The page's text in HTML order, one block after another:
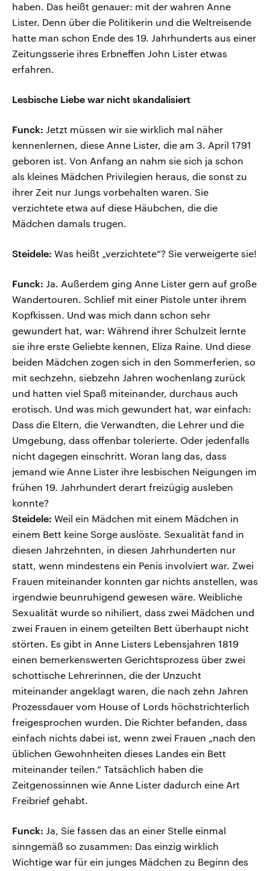
haben. Das heißt genauer: mit der wahren Anne
Lister. Denn über die Politikerin und die Weltreisende
hatte man schon Ende des 19. Jahrhunderts aus einer
Zeitungsserie ihres Erbneffen John Lister etwas
erfahren.
Lesbische Liebe war nicht skandalisiert
Funck: Jetzt müssen wir sie wirklich mal näher
kennenlernen, diese Anne Lister, die am 3. April 1791
geboren ist. Von Anfang an nahm sie sich ja schon
als kleines Mädchen Privilegien heraus, die sonst zu
ihrer Zeit nur Jungs vorbehalten waren. Sie
verzichtete etwa auf diese Häubchen, die die
Mädchen damals trugen.
Steidele: Was heißt „verzichtete“? Sie verweigerte sie!
Funck: Ja. Außerdem ging Anne Lister gern auf große
Wandertouren. Schlief mit einer Pistole unter ihrem
Kopfkissen. Und was mich dann schon sehr
gewundert hat, war: Während ihrer Schulzeit lernte
sie ihre erste Geliebte kennen, Eliza Raine. Und diese
beiden Mädchen zogen sich in den Sommerferien, so
mit sechzehn, siebzehn Jahren wochenlang zurück
und hatten viel Spaß miteinander, durchaus auch
erotisch. Und was mich gewundert hat, war einfach:
Dass die Eltern, die Verwandten, die Lehrer und die
Umgebung, dass offenbar tolerierte. Oder jedenfalls
nicht dagegen einschritt. Woran lang das, dass
jemand wie Anne Lister ihre lesbischen Neigungen im
frühen 19. Jahrhundert derart freizügig ausleben
konnte?
Steidele: Weil ein Mädchen mit einem Mädchen in
einem Bett keine Sorge auslöste. Sexualität fand in
diesen Jahrzehnten, in diesen Jahrhunderten nur
statt, wenn mindestens ein Penis involviert war. Zwei
Frauen miteinander konnten gar nichts anstellen, was
irgendwie beunruhigend gewesen wäre. Weibliche
Sexualität wurde so nihiliert, dass zwei Mädchen und
zwei Frauen in einem geteilten Bett überhaupt nicht
störten. Es gibt in Anne Listers Lebensjahren 1819
einen bemerkenswerten Gerichtsprozess über zwei
schottische Lehrerinnen, die der Unzucht
miteinander angeklagt waren, die nach zehn Jahren
Prozessdauer vom House of Lords höchstrichterlich
freigesprochen wurden. Die Richter befanden, dass
einfach nichts dabei ist, wenn zwei Frauen „nach den
üblichen Gewohnheiten dieses Landes ein Bett
miteinander teilen.“ Tatsächlich haben die
Zeitgenossinnen wie Anne Lister dadurch eine Art
Freibrief gehabt.
Funck: Ja, Sie fassen das an einer Stelle einmal
sinngemäß so zusammen: Das einzig wirklich
Wichtige war für ein junges Mädchen zu Beginn des